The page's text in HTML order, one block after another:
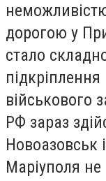
дорогою у
стало
військового
РФ зараз
Новоазовськ
Маріуполя